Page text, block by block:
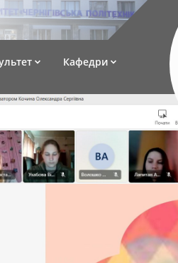
Кафедри